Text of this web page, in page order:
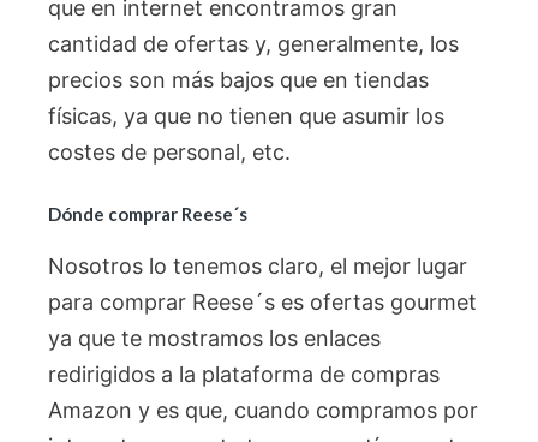
que en internet encontramos gran
cantidad de ofertas y, generalmente, los
precios son más bajos que en tiendas
físicas, ya que no tienen que asumir los
costes de personal, etc.
Dónde comprar Reese´s
Nosotros lo tenemos claro, el mejor lugar
para comprar Reese´s es ofertas gourmet
ya que te mostramos los enlaces
redirigidos a la plataforma de compras
Amazon y es que, cuando compramos por